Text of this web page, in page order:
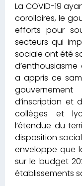
La COVID-19
corollaires, le
efforts pour
secteurs qui
sociale ont été
a appris ce
d’inscription et
collèges et
l’étendue du
disposition
enveloppe que
sur le budget
établissements